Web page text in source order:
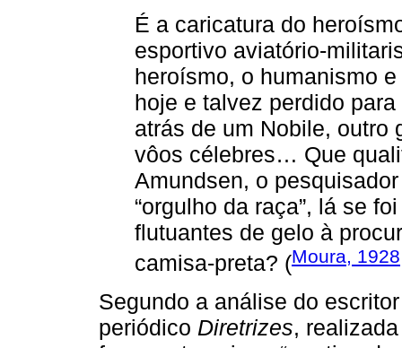
É a caricatura do
esportivo aviatório-
heroísmo, o humanismo
hoje e talvez perdido
atrás de um Nobile, outro
vôos célebres… Que
Amundsen, o
“orgulho da raça”, lá se
flutuantes de gelo à
camisa-preta? (Moura, 1928
Segundo a análise do
periódico Diretrizes,